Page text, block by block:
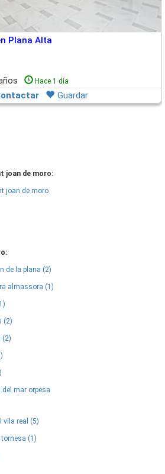
Plana Alta
Hace 1 día
Guardar
joan de moro:
joan de moro
de la plana (2)
almassora (1)
(2)
(2)
mar orpesa
vila real (5)
(1)